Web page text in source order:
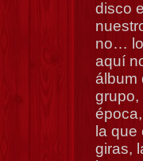
disco
no…
aquí
álbum
grupo,
la que
giras,